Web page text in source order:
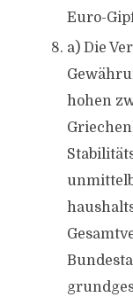
Euro-
a) Die
hohen